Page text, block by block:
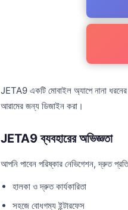
JETA9 একটি মোবাইল অ্যাপে নানা
আরামের জন্য ডিজাইন করা।
JETA9 ব্যবহারের অভিজ্ঞতা
আপনি পাবেন পরিষ্কার নেভিগেশন, দ্রুত
হালকা ও দ্রুত কার্যকারিতা
সহজে বোধগম্য ইন্টারফেস